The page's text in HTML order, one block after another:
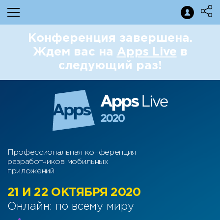
Конференция завершена.
Ждем вас на Apps Live в
следующий раз!
Профессиональная конференция
разработчиков мобильных
приложений
21 И 22 ОКТЯБРЯ 2020
Онлайн: по всему миру